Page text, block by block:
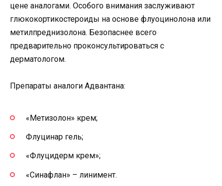
цене аналогами. Особого внимания заслуживают
глюкокортикостероиды на основе флуоцинолона или
метилпреднизолона. Безопаснее всего
предварительно проконсультироваться с
дерматологом.
Препараты аналоги Адвантана:
«Метизолон» крем;
Флуцинар гель;
«Флуцидерм крем»;
«Синафлан» – линимент.